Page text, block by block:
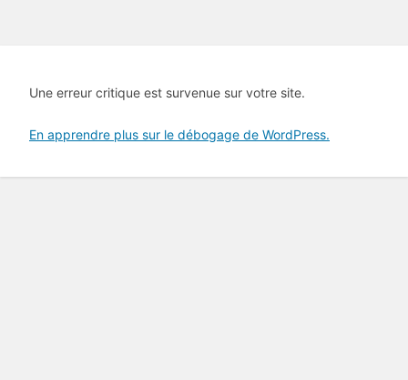
Une erreur critique est survenue sur votre site.
En apprendre plus sur le débogage de WordPress.